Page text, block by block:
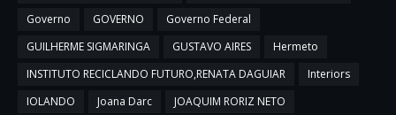
Governo
GOVERNO
Governo Federal
GUILHERME SIGMARINGA
GUSTAVO AIRES
Hermeto
INSTITUTO RECICLANDO FUTURO,RENATA DAGUIAR
Interiors
IOLANDO
Joana Darc
JOAQUIM RORIZ NETO